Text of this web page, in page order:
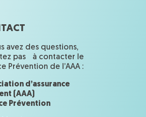
avez des questions,
pas à contacter le
Prévention de l’AAA :
d’assurance
(AAA)
Prévention